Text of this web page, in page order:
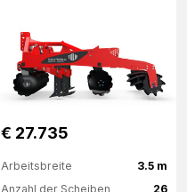
€ 27.735
3.5 m
Arbeitsbreite
26
Anzahl der Scheiben